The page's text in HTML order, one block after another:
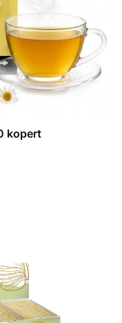
kopert